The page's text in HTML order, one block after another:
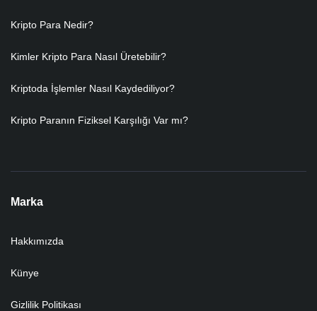
Kripto Para Nedir?
Kimler Kripto Para Nasıl Üretebilir?
Kriptoda İşlemler Nasıl Kaydediliyor?
Kripto Paranın Fiziksel Karşılığı Var mı?
Marka
Hakkımızda
Künye
Gizlilik Politikası